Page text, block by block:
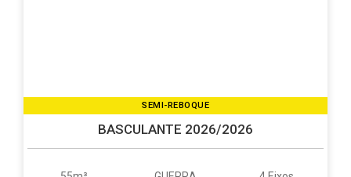
SEMI-REBOQUE
BASCULANTE 2026/2026